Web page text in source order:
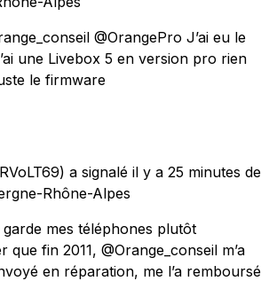
@OrangePro J’ai eu le
une Livebox 5 en version pro rien
le firmware
a signalé il y a 25 minutes de
Rhône-Alpes
mes téléphones plutôt
que fin 2011, @Orange_conseil m’a
en réparation, me l’a remboursé